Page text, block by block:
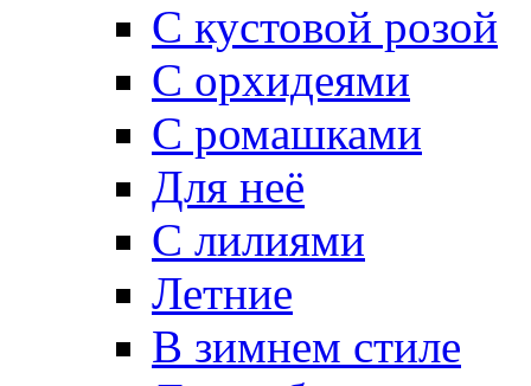
С кустовой розой
С орхидеями
С ромашками
Для неё
C лилиями
Летние
В зимнем стиле